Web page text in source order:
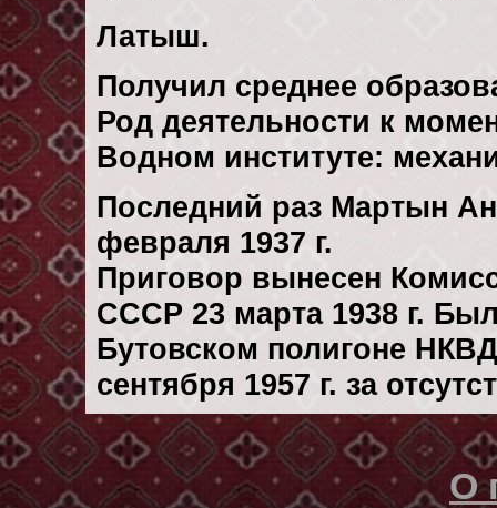
Латыш.
Получил среднее
Род деятельности к
Водном институте:
Последний раз Мартын
февраля 1937 г.
Приговор вынесен
СССР 23 марта 1938 г.
Бутовском полигоне
сентября 1957 г. за
О